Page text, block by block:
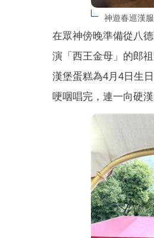
神遊春巡漢
在眾神傍晚準備從八
演「西王金母」的郎
漢堡蛋糕為4月4日生
哽咽唱完，連一向硬